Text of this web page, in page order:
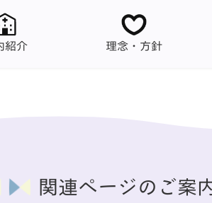
紹介 理念・方針
関連ページのご案